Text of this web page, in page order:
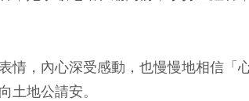
情，內心深受感動，也慢慢地相信「
土地公請安。